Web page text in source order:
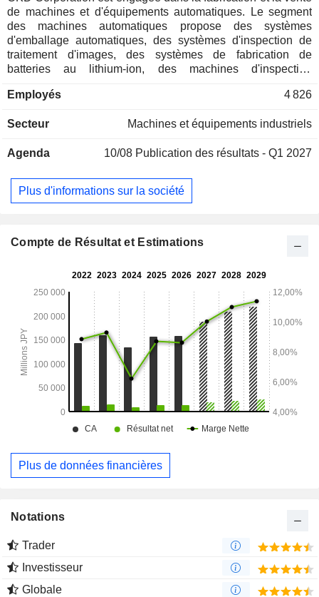
de machines et d'équipements automatiques. Le segment
des machines automatiques propose des systèmes
d'emballage automatiques, des systèmes d'inspection de
traitement d'images, des systèmes de fabrication de
batteries au lithium-ion, des machines d'inspection
de fabrication d'éclairage et des systèmes de fabrication de
d'indexation, des moteurs à entraînement direct, des unités
directionnelle pneumatiques, des vannes de commutation
vanne, des cylindres spéciaux, des actionneurs électriques,
des cylindres multifonctions, des filtres, des régulateurs, des
séchoirs de type à membrane, des filtres de ligne principale,
Employés 4 826
Secteur Machines et équipements industriels
Agenda 10/08 Publication des résultats - Q1 2027
Plus d'informations sur la société
Compte de Résultat et Estimations
Plus de données financières
Notations
Trader
Investisseur
Globale